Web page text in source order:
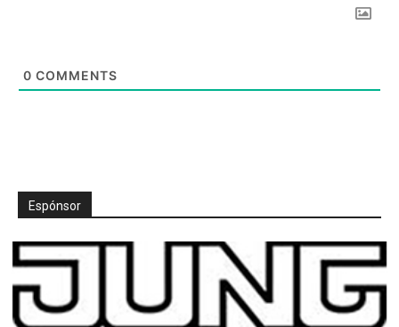
0 COMMENTS
Espónsor